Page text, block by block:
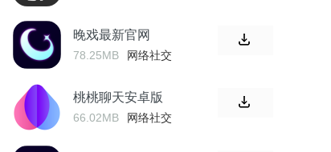
晚戏最新官网
78.25MB 网络社交
桃桃聊天安卓版
66.02MB 网络社交